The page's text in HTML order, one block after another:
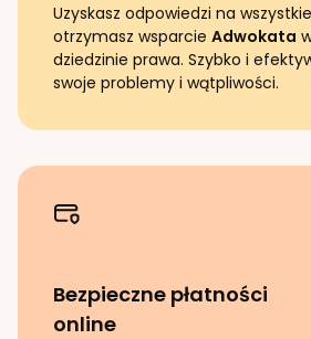
Uzyskasz odpowiedzi na
otrzymasz wsparcie Adwokata
dziedzinie prawa. Szybko i
swoje problemy i wątpliwości.
Bezpieczne płatności
online